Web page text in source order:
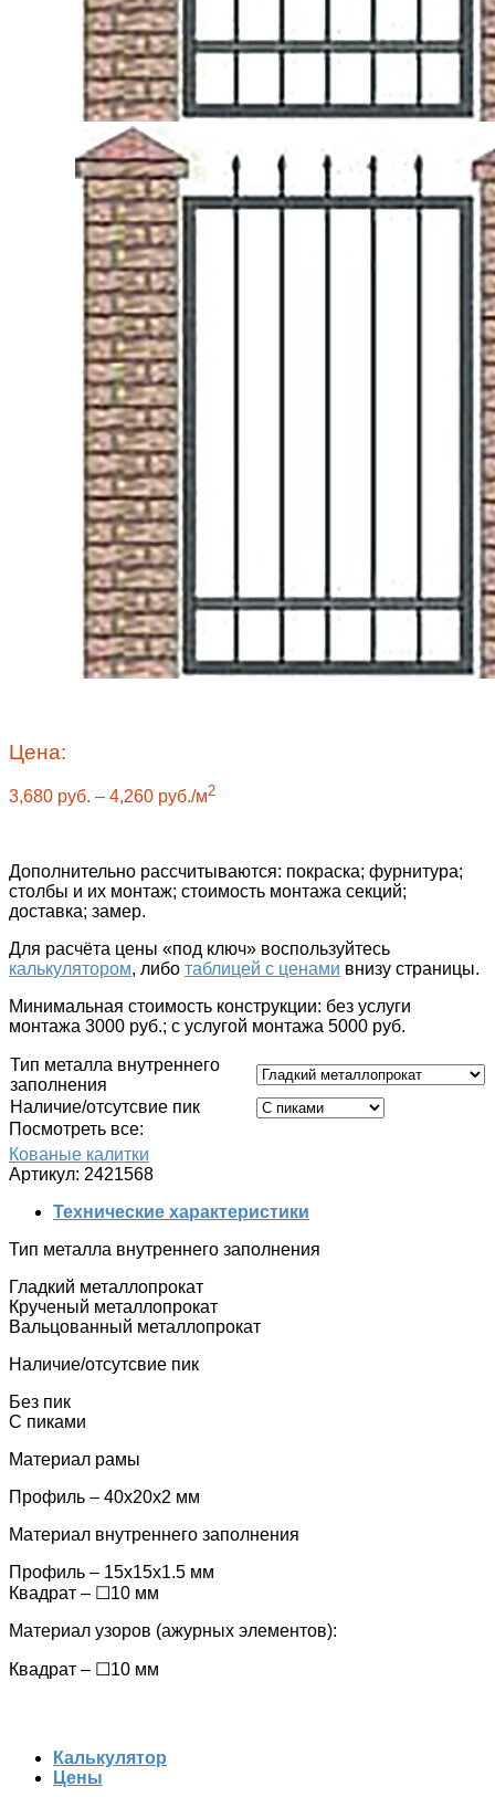
Цена:
3,680 руб. – 4,260 руб./м2
Дополнительно рассчитываются: покраска; фурнитура;
столбы и их монтаж; стоимость монтажа секций;
доставка; замер.
Для расчёта цены «под ключ» воспользуйтесь
калькулятором, либо таблицей с ценами внизу страницы.
Минимальная стоимость конструкции: без услуги
монтажа 3000 руб.; c услугой монтажа 5000 руб.
Тип металла внутреннего
заполнения
Наличие/отсутсвие пик
Посмотреть все:
Кованые калитки
Артикул: 2421568
Технические характеристики
Тип металла внутреннего заполнения
Гладкий металлопрокат
Крученый металлопрокат
Вальцованный металлопрокат
Наличие/отсутсвие пик
Без пик
С пиками
Материал рамы
Профиль – 40х20х2 мм
Материал внутреннего заполнения
Профиль – 15x15x1.5 мм
Квадрат – ☐10 мм
Материал узоров (ажурных элементов):
Квадрат – ☐10 мм
Калькулятор
Цены